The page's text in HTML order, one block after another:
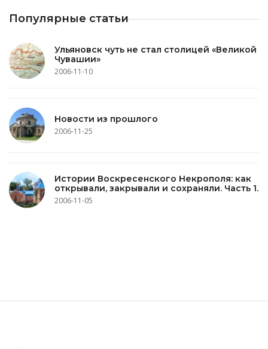
Популярные статьи
Ульяновск чуть не стал столицей «Великой
Чувашии»
2006-11-10
Новости из прошлого
2006-11-25
Истории Воскресенского Некрополя: как
открывали, закрывали и сохраняли. Часть 1.
2006-11-05